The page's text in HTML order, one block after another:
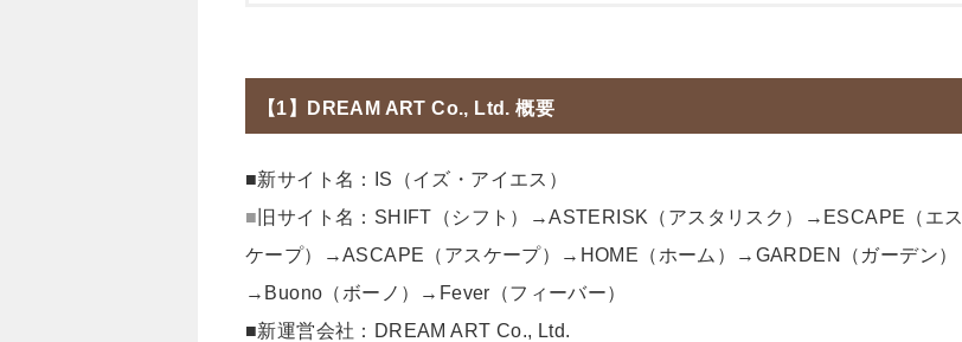
【1】DREAM ART Co., Ltd. 概要
■新サイト名：IS（イズ・アイエス）
■ 旧サイト名：SHIFT（シフト）→ASTERISK（アスタリスク）→ESCAPE（エス
ケープ）→ASCAPE（アスケープ）→HOME（ホーム）→GARDEN（ガーデン）
→Buono（ボーノ）→Fever（フィーバー）
■新運営会社：DREAM ART Co., Ltd.